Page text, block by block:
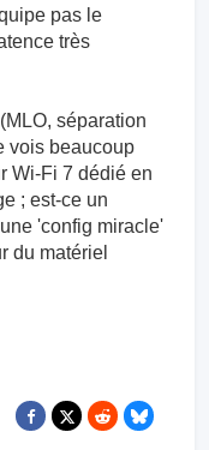
pas le
très
séparation
vois beaucoup
Wi-Fi 7 dédié en
; est-ce un
'config miracle'
du matériel